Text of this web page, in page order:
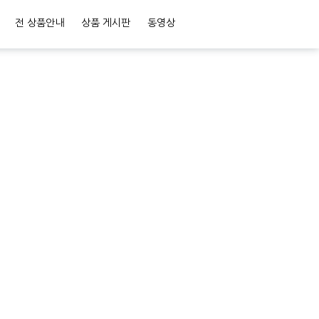
전 상품안내 상품 게시판 동영상